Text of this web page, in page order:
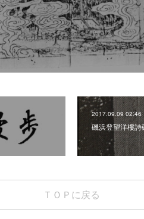
2017.09.09 02:46
磯浜登望洋樓詩
ＴＯＰに戻る